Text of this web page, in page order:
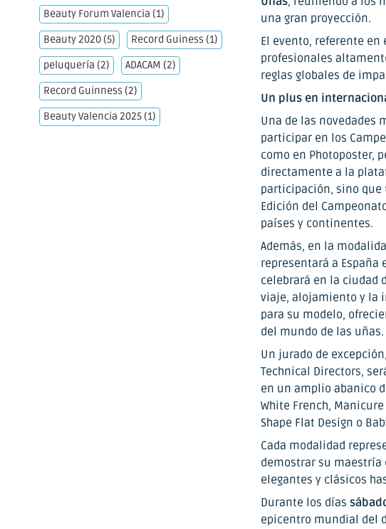
Beauty Forum Valencia (1)
Beauty 2020 (5) Record Guiness (1)
peluquería (2) ADACAM (2)
Record Guinness (2)
Beauty Valencia 2025 (1)
una gran proyección.
El evento, referente
profesionales
reglas globales de
Un plus en
Una de las novedades
participar en los
como en Photoposter,
directamente a la
participación, sino que
Edición del
países y continentes.
Además, en la
representará a España
celebrará en la ciudad
viaje, alojamiento y la
para su modelo,
del mundo de las uñas.
Un jurado de
Technical Directors,
en un amplio abanico
White French,
Shape Flat Design o
Cada modalidad
demostrar su maestría
elegantes y clásicos
Durante los días
epicentro mundial del